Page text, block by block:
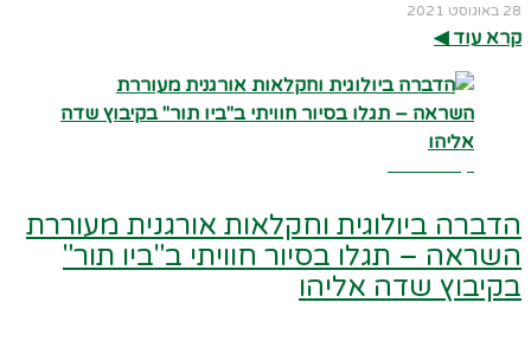
28 באוגוסט 2021
קרא עוד ◀︎
הדברה ביולוגית וחקלאות אורגנית מעוררת
השראה – תגלו בסיור חוויתי ב"ביו תור"
בקיבוץ שדה אליהו